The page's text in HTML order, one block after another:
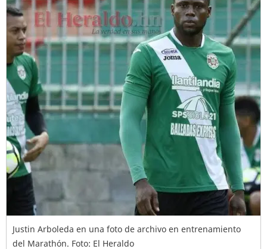
Justin Arboleda en una foto de archivo en entrenamiento
del Marathón. Foto: El Heraldo